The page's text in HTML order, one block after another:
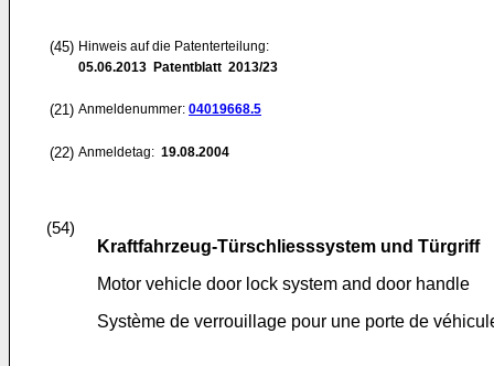
(45) Hinweis auf die Patenterteilung:
05.06.2013 Patentblatt 2013/23
(21) Anmeldenummer: 04019668.5
(22) Anmeldetag: 19.08.2004
(54)
Kraftfahrzeug-Türschliesssystem und Türgriff
Motor vehicle door lock system and door handle
Système de verrouillage pour une porte de